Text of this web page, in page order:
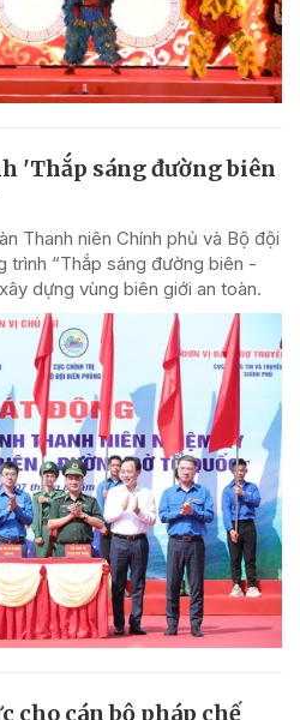
'Thắp sáng đường biên
Thanh niên Chính phủ và Bộ đội
trình “Thắp sáng đường biên -
dựng vùng biên giới an toàn.
cho cán bộ pháp chế